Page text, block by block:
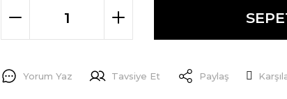
Yorum Yaz Tavsiye Et Paylaş